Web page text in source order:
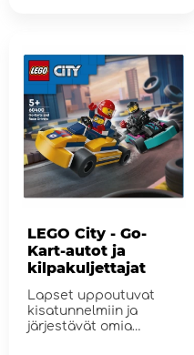
LEGO City - Go-
Kart-autot ja
kilpakuljettajat
Lapset uppoutuvat
kisatunnelmiin ja
järjestävät omia